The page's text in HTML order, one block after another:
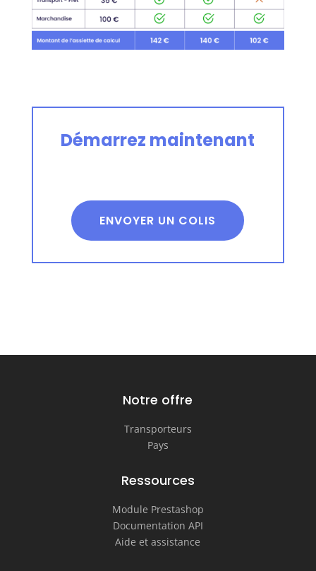
Démarrez maintenant
ENVOYER UN COLIS
Notre offre
Transporteurs
Pays
Ressources
Module Prestashop
Documentation API
Aide et assistance